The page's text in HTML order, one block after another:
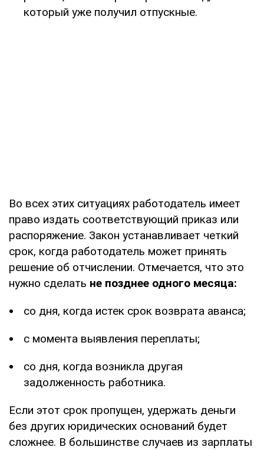
который уже получил отпускные.
Во всех этих ситуациях работодатель имеет
право издать соответствующий приказ или
распоряжение. Закон устанавливает четкий
срок, когда работодатель может принять
решение об отчислении. Отмечается, что это
нужно сделать не позднее одного месяца:
со дня, когда истек срок возврата аванса;
с момента выявления переплаты;
со дня, когда возникла другая
задолженность работника.
Если этот срок пропущен, удержать деньги
без других юридических оснований будет
сложнее. В большинстве случаев из зарплаты